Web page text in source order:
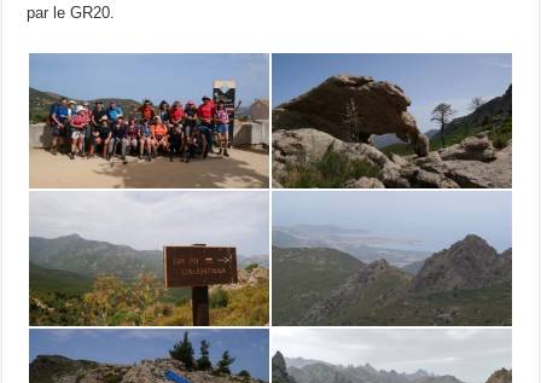
par le GR20.